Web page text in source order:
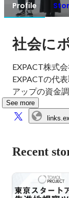
Profile
社会に
EXPACT株式
EXPACTの代
アップの資金
See more
Recent